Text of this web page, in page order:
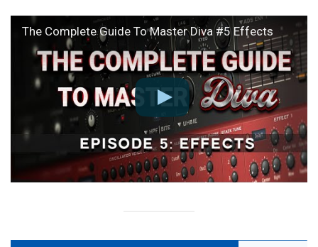
The Complete Guide To Master Diva #5 Effects